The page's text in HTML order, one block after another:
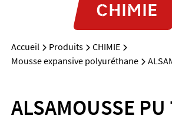
CHIMIE
Accueil Produits
CHIMIE
Mousse expansive polyuréthane
ALSAMOUSSE